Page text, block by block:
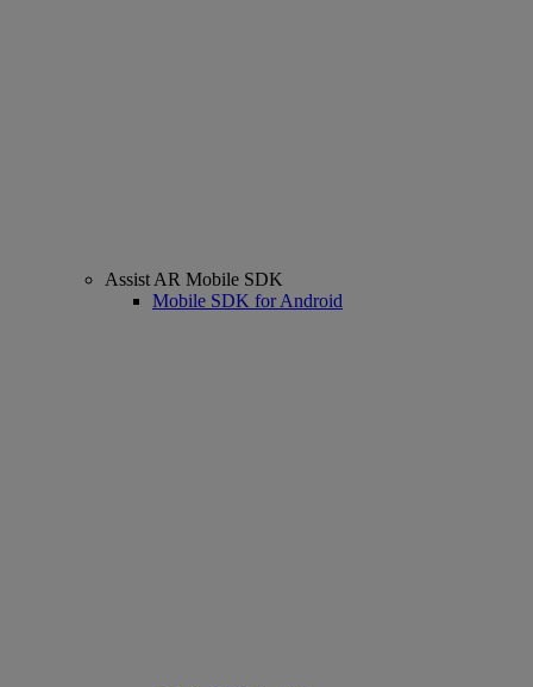
Assist AR Mobile SDK
Mobile SDK for Android